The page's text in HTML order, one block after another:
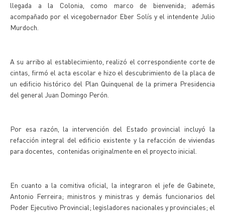
llegada a la Colonia, como marco de bienvenida; además
acompañado por el vicegobernador Eber Solís y el intendente Julio
Murdoch.
A su arribo al establecimiento, realizó el correspondiente corte de
cintas, firmó el acta escolar e hizo el descubrimiento de la placa de
un edificio histórico del Plan Quinquenal de la primera Presidencia
del general Juan Domingo Perón.
Por esa razón, la intervención del Estado provincial incluyó la
refacción integral del edificio existente y la refacción de viviendas
para docentes, contenidas originalmente en el proyecto inicial.
En cuanto a la comitiva oficial, la integraron el jefe de Gabinete,
Antonio Ferreira; ministros y ministras y demás funcionarios del
Poder Ejecutivo Provincial; legisladores nacionales y provinciales; el